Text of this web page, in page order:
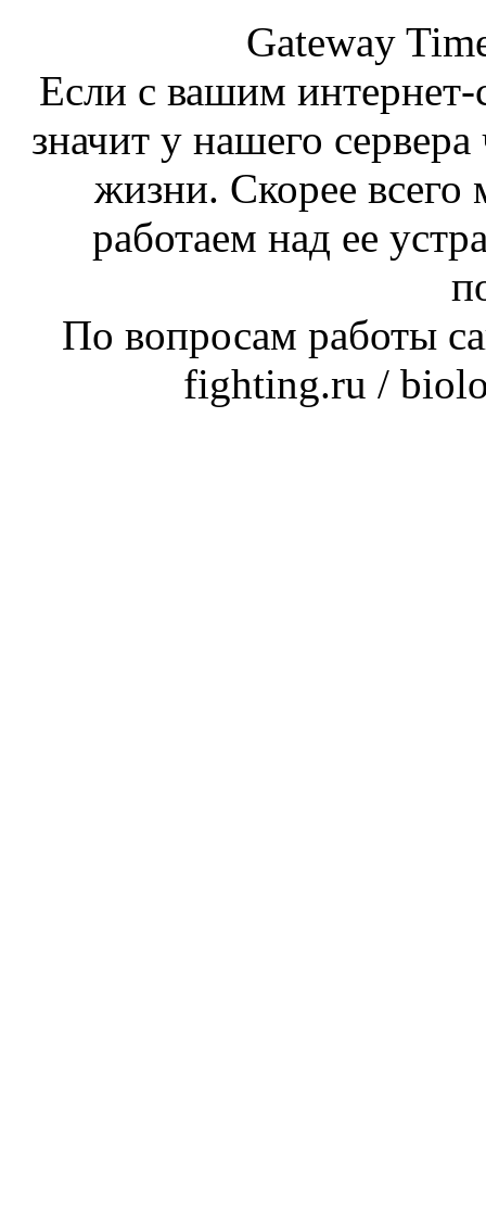
Gateway
Если с вашим интернет-
значит у нашего
жизни. Скорее
работаем над ее
По вопросам работы
fighting.ru /